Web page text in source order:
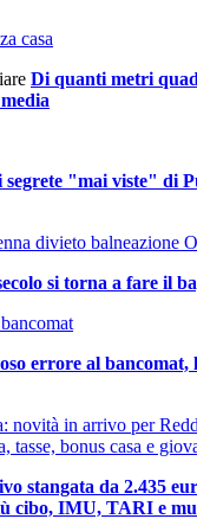
Di quanti metri
segrete "mai viste" di
si torna a fare il
errore al bancomat,
stangata da 2.435
cibo, IMU, TARI e